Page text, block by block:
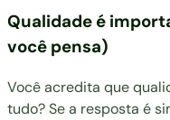
Qualidade é
você pensa)
Você acredita que
tudo? Se a resposta é